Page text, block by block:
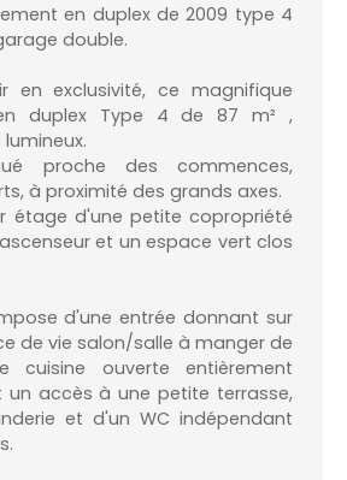
en duplex de 2009 type 4
double.
en exclusivité, ce magnifique
duplex Type 4 de 87 m² ,
proche des commences,
à proximité des grands axes.
étage d'une petite copropriété
et un espace vert clos
d'une entrée donnant sur
de vie salon/salle à manger de
cuisine ouverte entièrement
accès à une petite terrasse,
et d'un WC indépendant